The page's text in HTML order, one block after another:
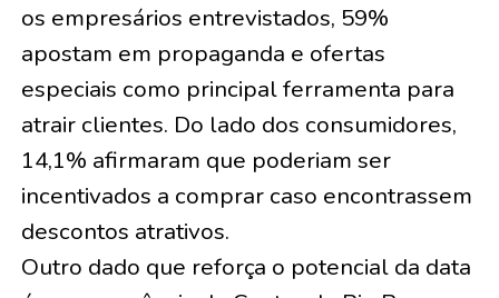
os empresários entrevistados, 59%
apostam em propaganda e ofertas
especiais como principal ferramenta para
atrair clientes. Do lado dos consumidores,
14,1% afirmaram que poderiam ser
incentivados a comprar caso encontrassem
descontos atrativos.
Outro dado que reforça o potencial da data